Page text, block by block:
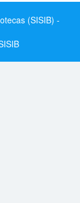
(SISIB) -